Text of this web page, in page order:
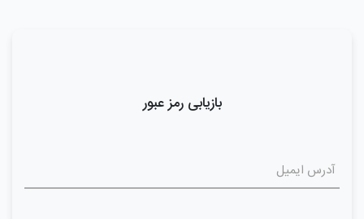
بازیابی رمز عبور